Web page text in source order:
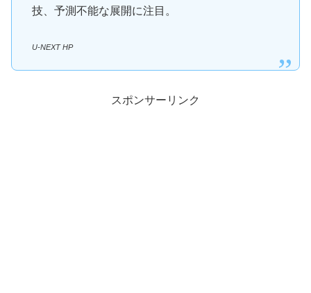
技、予測不能な展開に注目。
U-NEXT HP
スポンサーリンク